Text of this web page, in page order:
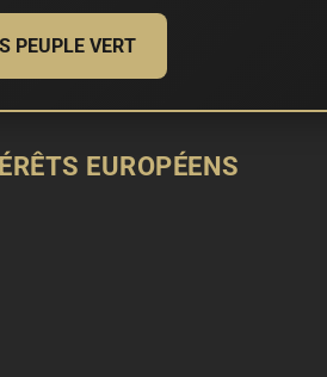
PEUPLE VERT
EUROPÉENS